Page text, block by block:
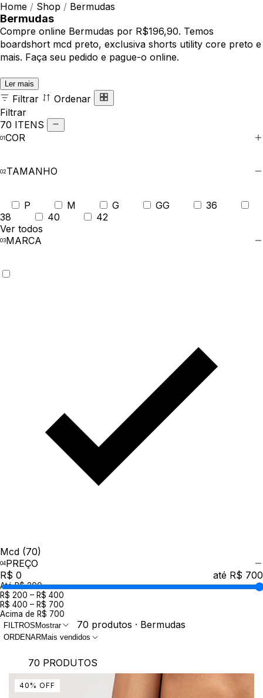
Home / Shop / Bermudas
Bermudas
Compre online Bermudas por R$196,90. Temos
boardshort mcd preto, exclusiva shorts utility core preto e
mais. Faça seu pedido e pague-o online.
Ler mais
Filtrar
Ordenar
Filtrar
70 ITENS
COR
TAMANHO
P M G GG
36
38
40
42
Ver todos
MARCA
Mcd (70)
PREÇO
R$ 0
até R$ 700
Até R$ 200
R$ 200 – R$ 400
R$ 400 – R$ 700
Acima de R$ 700
FILTROS Mostrar 70 produtos · Bermudas
ORDENARMais vendidos
70 PRODUTOS
40 % OFF